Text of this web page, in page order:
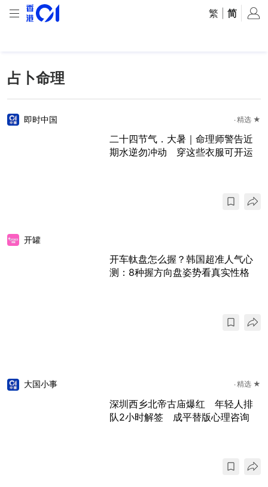
繁 简
占卜命理
即时中国 精选 ★
二十四节气．大暑｜命理师警告近
期水逆勿冲动 穿这些衣服可开运
开罐
开车軚盘怎么握？韩国超准人气心
测：8种握方向盘姿势看真实性格
大国小事 精选 ★
深圳西乡北帝古庙爆红 年轻人排
队2小时解签 成平替版心理咨询